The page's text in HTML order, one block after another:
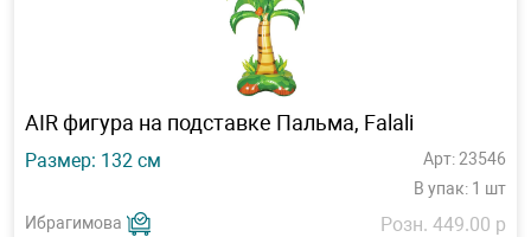
AIR фигура на подставке Пальма, Falali
Размер: 132 см
Арт: 23546
В упак: 1 шт
Ибрагимова
Розн. 449.00 р